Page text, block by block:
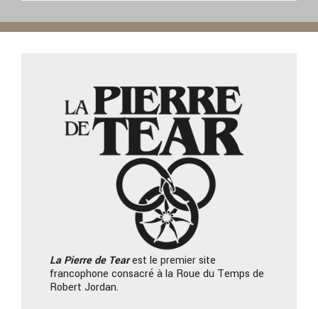
La Pierrede Tearest le premier site
francophone consacré à la Roue du Temps de
Robert Jordan.